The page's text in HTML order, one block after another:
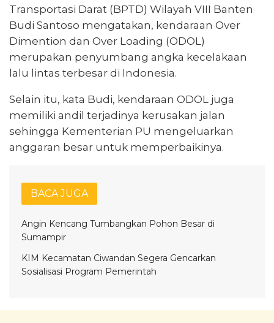
Transportasi Darat (BPTD) Wilayah VIII Banten
Budi Santoso mengatakan, kendaraan Over
Dimention dan Over Loading (ODOL)
merupakan penyumbang angka kecelakaan
lalu lintas terbesar di Indonesia.
Selain itu, kata Budi, kendaraan ODOL juga
memiliki andil terjadinya kerusakan jalan
sehingga Kementerian PU mengeluarkan
anggaran besar untuk memperbaikinya.
BACA JUGA
Angin Kencang Tumbangkan Pohon Besar di
Sumampir
KIM Kecamatan Ciwandan Segera Gencarkan
Sosialisasi Program Pemerintah